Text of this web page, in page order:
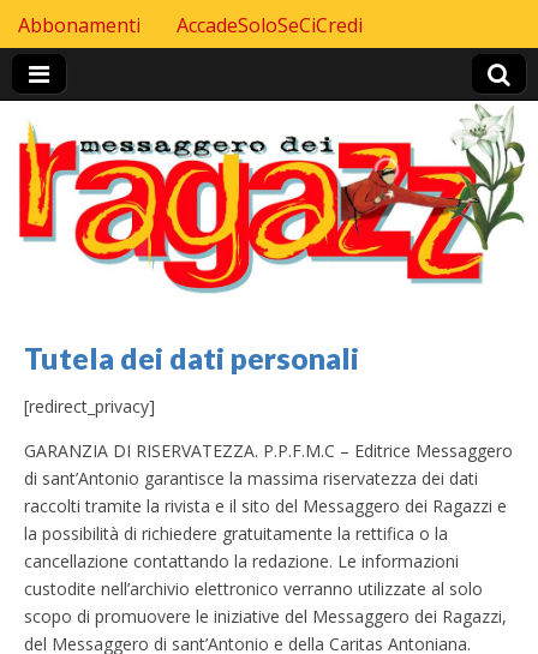
Header Top menu
Skip to content
Abbonamenti AccadeSoloSeCiCredi
Tutela dei dati personali
[redirect_privacy]
GARANZIA DI RISERVATEZZA. P.P.F.M.C – Editrice Messaggero
di sant’Antonio garantisce la massima riservatezza dei dati
raccolti tramite la rivista e il sito del Messaggero dei Ragazzi e
la possibilità di richiedere gratuitamente la rettifica o la
cancellazione contattando la redazione. Le informazioni
custodite nell’archivio elettronico verranno utilizzate al solo
scopo di promuovere le iniziative del Messaggero dei Ragazzi,
del Messaggero di sant’Antonio e della Caritas Antoniana.